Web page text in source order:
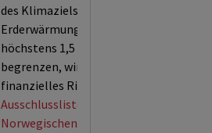
des Klimaziels, die
Erderwärmung auf
höchstens 1,5 Grad zu
begrenzen, wird dies auch als
finanzielles Risiko bewertet.
Ausschlussliste des
Norwegischen